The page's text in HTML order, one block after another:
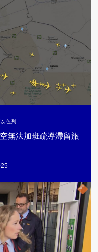
以色列
無法加班疏導滯留旅